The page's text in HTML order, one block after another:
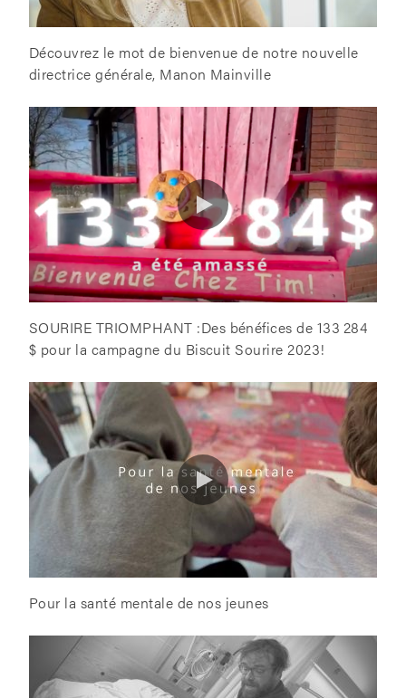
Découvrez le mot de bienvenue de notre nouvelle
directrice générale, Manon Mainville
SOURIRE TRIOMPHANT :Des bénéfices de 133 284
$ pour la campagne du Biscuit Sourire 2023!
Pour la santé mentale de nos jeunes